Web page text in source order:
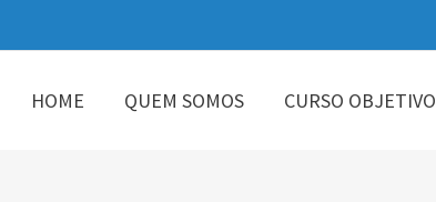
HOME QUEM SOMOS CURSO OBJETIVO